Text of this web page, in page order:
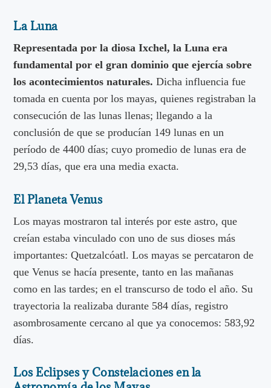
La Luna
Representada por la diosa Ixchel, la Luna era
fundamental por el gran dominio que ejercía sobre
los acontecimientos naturales. Dicha influencia fue
tomada en cuenta por los mayas, quienes registraban la
consecución de las lunas llenas; llegando a la
conclusión de que se producían 149 lunas en un
período de 4400 días; cuyo promedio de lunas era de
29,53 días, que era una media exacta.
El Planeta Venus
Los mayas mostraron tal interés por este astro, que
creían estaba vinculado con uno de sus dioses más
importantes: Quetzalcóatl. Los mayas se percataron de
que Venus se hacía presente, tanto en las mañanas
como en las tardes; en el transcurso de todo el año. Su
trayectoria la realizaba durante 584 días, registro
asombrosamente cercano al que ya conocemos: 583,92
días.
Los Eclipses y Constelaciones en la